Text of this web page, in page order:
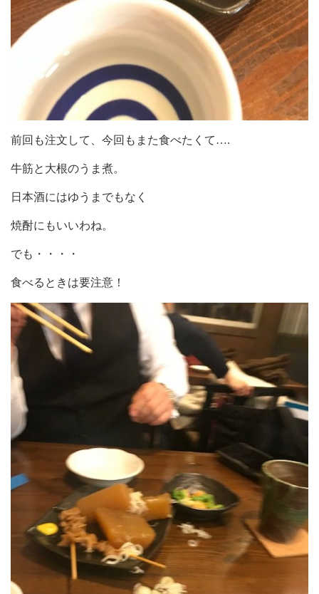
前回も注文して、今回もまた食べたくて….
牛筋と大根のうま煮。
日本酒にはゆうまでもなく
焼酎にもいいわね。
でも・・・・
食べるときは要注意！